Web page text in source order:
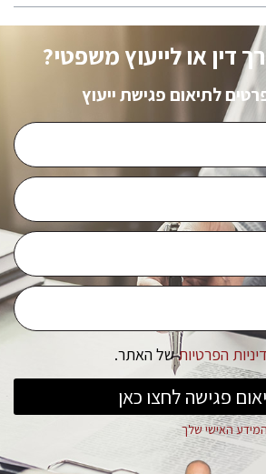
דין או לייעוץ משפטי?
לתיאום פגישת ייעוץ
הפרטיותשל האתר.
פגישה לחצו כאן
האישי שלך